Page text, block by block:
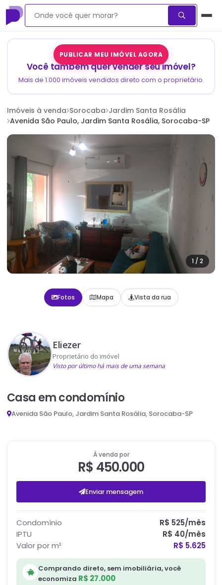
PUBLICAR MEU IMÓVEL AGORA
Você também quer vender seu imóvel?
Mais de 1.000 imóveis vendidos direto com o proprietário.
Imóveis à venda Sorocaba Jardim Santa Rosália
Avenida São Paulo, Jardim Santa Rosália, Sorocaba-SP
1 / 2
Fotos Mapa Vista da rua
Eliezer
Proprietário do imóvel
Visto por último há mais de uma semana
Casa em condomínio
Avenida São Paulo, Jardim Santa Rosália, Sorocaba-SP
À venda por
R$ 450.000
Enviar mensagem
Condomínio R$ 525/mês
IPTU
R$ 40/mês
Valor por m²
R$ 5.625
Comprando direto, sem imobiliária, você
economiza R$ 27.000